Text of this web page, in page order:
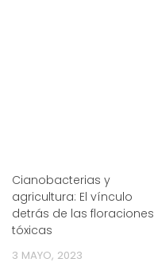
Cianobacterias y
agricultura: El vínculo
detrás de las floraciones
tóxicas
3 MAYO, 2023